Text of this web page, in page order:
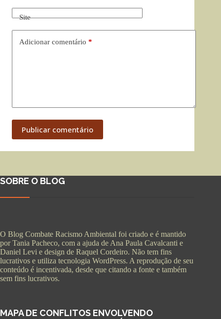
Site
Adicionar comentário *
Publicar comentário
SOBRE O BLOG
O Blog Combate Racismo Ambiental foi criado e é mantido
por Tania Pacheco, com a ajuda de Ana Paula Cavalcanti e
Daniel Levi e design de Raquel Cordeiro. Não tem fins
lucrativos e utiliza tecnologia WordPress. A reprodução de seu
conteúdo é incentivada, desde que citando a fonte e também
sem fins lucrativos.
MAPA DE CONFLITOS ENVOLVENDO